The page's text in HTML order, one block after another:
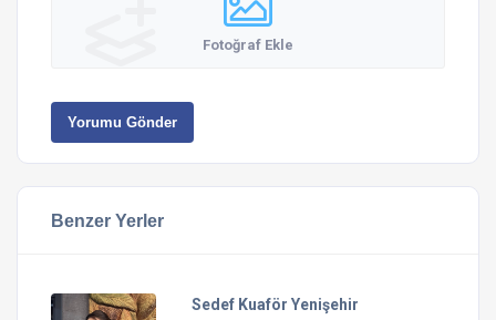
Fotoğraf Ekle
Yorumu Gönder
Benzer Yerler
Sedef Kuaför Yenişehir